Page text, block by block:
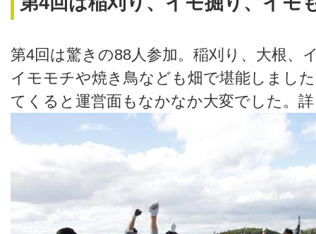
第4回は驚きの88人参加。稲刈り、大根、
イモモチや焼き鳥なども畑で堪能しまし
てくると運営面もなかなか大変でした。